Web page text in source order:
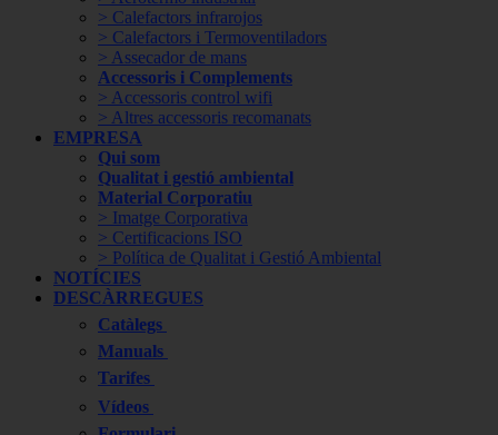
> Calefactors infrarojos
> Calefactors i Termoventiladors
> Assecador de mans
Accessoris i Complements
> Accessoris control wifi
> Altres accessoris recomanats
EMPRESA
Qui som
Qualitat i gestió ambiental
Material Corporatiu
> Imatge Corporativa
> Certificacions ISO
> Política de Qualitat i Gestió Ambiental
NOTÍCIES
DESCÀRREGUES
Catàlegs
Manuals
Tarifes
Vídeos